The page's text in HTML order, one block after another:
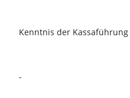
Kenntnis der Kassaführung
-